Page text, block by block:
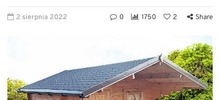
2 sierpnia 2022 0 1750 2 Share